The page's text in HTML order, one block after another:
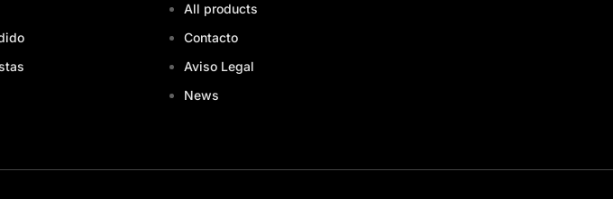
All products
Contacto
Aviso Legal
News